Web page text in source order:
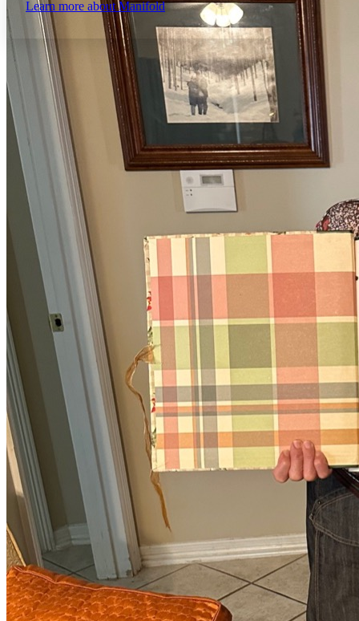
Increase text margins Decrease text margins
Reset to Defaults
Learn more aboutManifold